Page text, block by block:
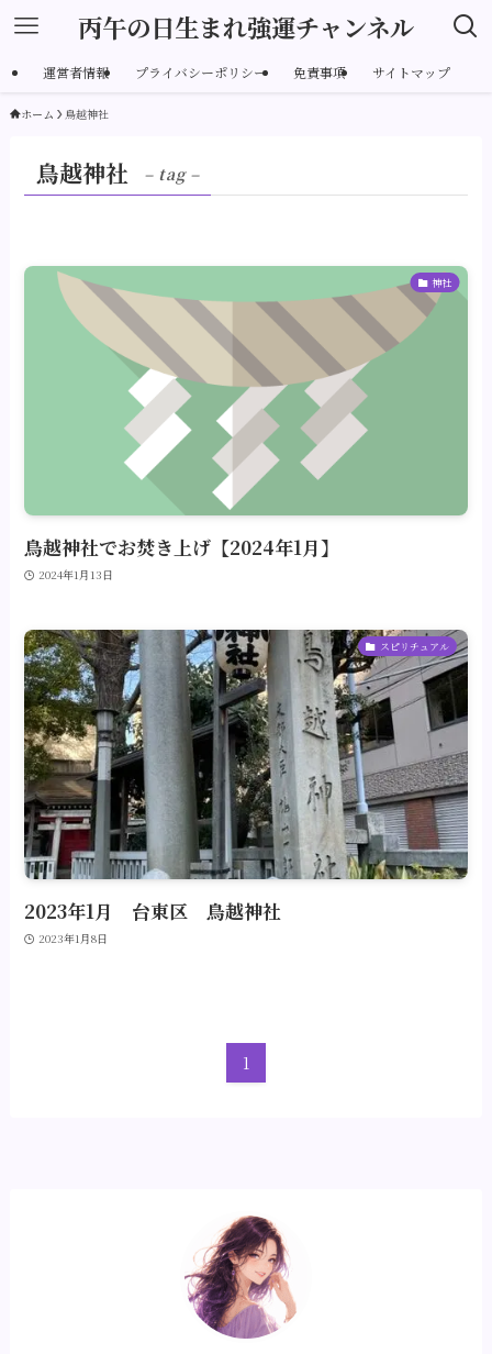
丙午の日生まれ強運チャンネル
運営者情報 プライバシーポリシー 免責事項 サイトマップ
ホーム 鳥越神社
鳥越神社 – tag –
神社
鳥越神社でお焚き上げ【2024年1月】
2024年1月13日
スピリチュアル
2023年1月 台東区 鳥越神社
2023年1月8日
1